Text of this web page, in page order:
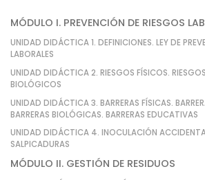
MÓDULO I. PREVENCIÓN DE RIESGOS
UNIDAD DIDÁCTICA 1. DEFINICIONES. LEY DE
LABORALES
UNIDAD DIDÁCTICA 2. RIESGOS FÍSICOS.
BIOLÓGICOS
UNIDAD DIDÁCTICA 3. BARRERAS FÍSICAS.
BARRERAS BIOLÓGICAS. BARRERAS EDUCATIVAS
UNIDAD DIDÁCTICA 4. INOCULACIÓN
SALPICADURAS
MÓDULO II. GESTIÓN DE RESIDUOS